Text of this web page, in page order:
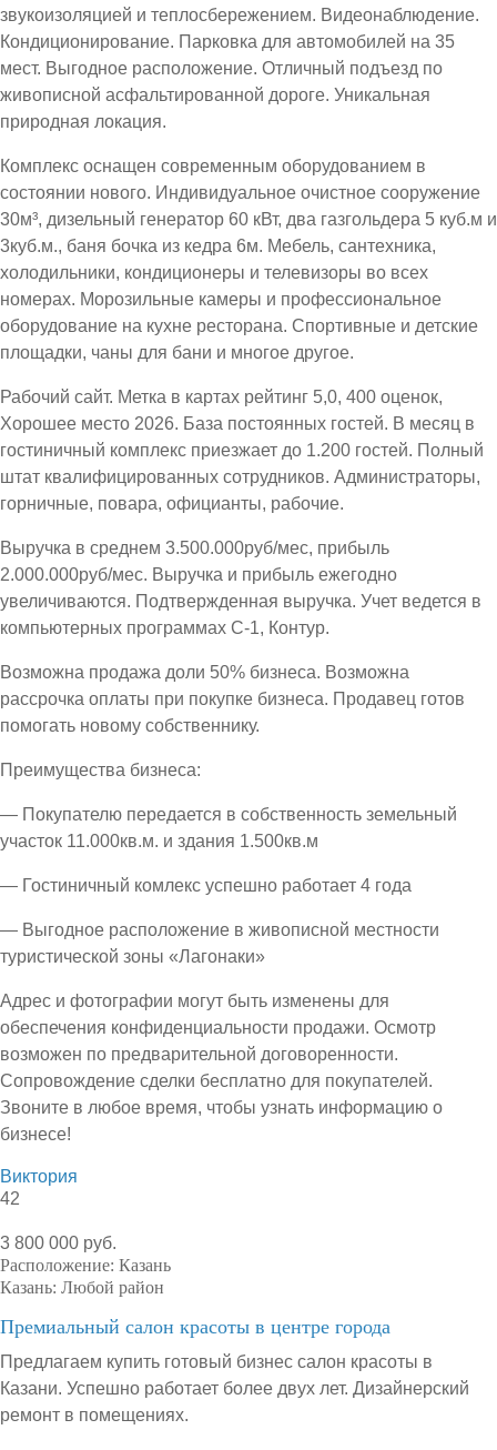
звукоизоляцией и теплосбережением. Видеонаблюдение.
Кондиционирование. Парковка для автомобилей на 35
мест. Выгодное расположение. Отличный подъезд по
живописной асфальтированной дороге. Уникальная
природная локация.
Комплекс оснащен современным оборудованием в
состоянии нового. Индивидуальное очистное сооружение
30м³, дизельный генератор 60 кВт, два газгольдера 5 куб.м и
3куб.м., баня бочка из кедра 6м. Мебель, сантехника,
холодильники, кондиционеры и телевизоры во всех
номерах. Морозильные камеры и профессиональное
оборудование на кухне ресторана. Спортивные и детские
площадки, чаны для бани и многое другое.
Рабочий сайт. Метка в картах рейтинг 5,0, 400 оценок,
Хорошее место 2026. База постоянных гостей. В месяц в
гостиничный комплекс приезжает до 1.200 гостей. Полный
штат квалифицированных сотрудников. Администраторы,
горничные, повара, официанты, рабочие.
Выручка в среднем 3.500.000руб/мес, прибыль
2.000.000руб/мес. Выручка и прибыль ежегодно
увеличиваются. Подтвержденная выручка. Учет ведется в
компьютерных программах С-1, Контур.
Возможна продажа доли 50% бизнеса. Возможна
рассрочка оплаты при покупке бизнеса. Продавец готов
помогать новому собственнику.
Преимущества бизнеса:
— Покупателю передается в собственность земельный
участок 11.000кв.м. и здания 1.500кв.м
— Гостиничный комлекс успешно работает 4 года
— Выгодное расположение в живописной местности
туристической зоны «Лагонаки»
Адрес и фотографии могут быть изменены для
обеспечения конфиденциальности продажи. Осмотр
возможен по предварительной договоренности.
Сопровождение сделки бесплатно для покупателей.
Звоните в любое время, чтобы узнать информацию о
бизнесе!
Виктория
42
3 800 000 руб.
Расположение: Казань
Казань: Любой район
Премиальный салон красоты в центре города
Предлагаем купить готовый бизнес салон красоты в
Казани. Успешно работает более двух лет. Дизайнерский
ремонт в помещениях.